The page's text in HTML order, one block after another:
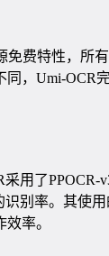
免费特性，所
同，Umi-OCR
采用了
别率。其使
率。